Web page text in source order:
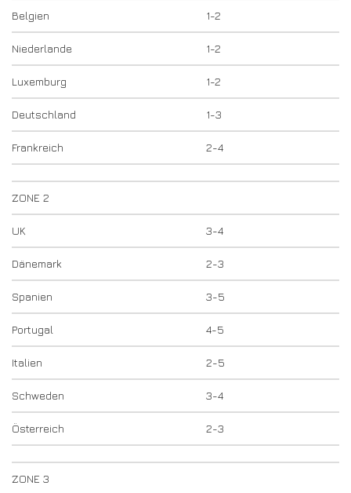
Belgien 1-2
Niederlande 1-2
Luxemburg 1-2
Deutschland 1-3
Frankreich 2-4
ZONE 2
UK 3-4
Dänemark 2-3
Spanien 3-5
Portugal 4-5
Italien 2-5
Schweden 3-4
Österreich 2-3
ZONE 3